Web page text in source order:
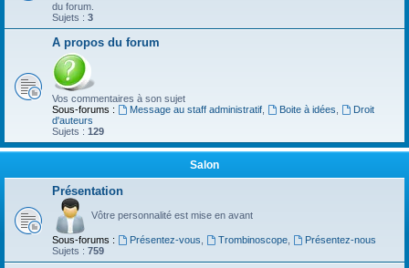
du forum.
Sujets : 3
A propos du forum
Vos commentaires à son sujet
Sous-forums :
Message au staff administratif, Boite à idées
Droit
d'auteurs
Sujets : 129
Salon
Présentation
Vôtre personnalité est mise en avant
Sous-forums : Présentez-vous Trombinoscope,
Présentez-nous
Sujets : 759